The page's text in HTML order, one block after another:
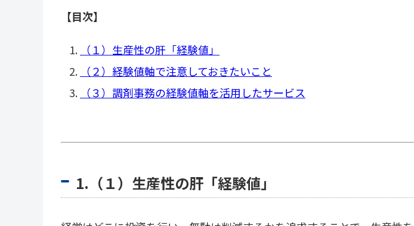
【目次】
（１）生産性の肝「経験値」
（２）経験値軸で注意しておきたいこと
（３）調剤事務の経験値軸を活用したサービス
1.（１）生産性の肝「経験値」